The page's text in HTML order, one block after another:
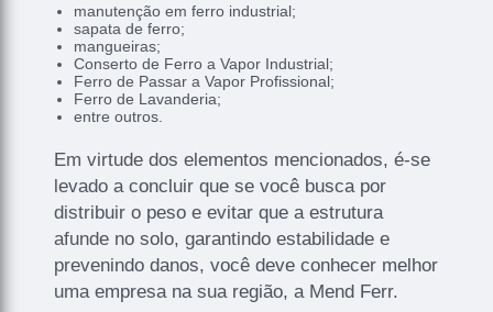
manutenção em ferro industrial;
sapata de ferro;
mangueiras;
Conserto de Ferro a Vapor Industrial;
Ferro de Passar a Vapor Profissional;
Ferro de Lavanderia;
entre outros.
Em virtude dos elementos mencionados, é-se
levado a concluir que se você busca por
distribuir o peso e evitar que a estrutura
afunde no solo, garantindo estabilidade e
prevenindo danos, você deve conhecer melhor
uma empresa na sua região, a Mend Ferr.